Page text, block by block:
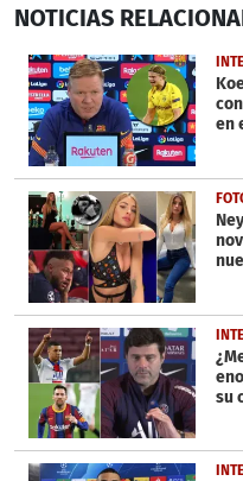
seconds
1
minute,
28
seconds
NOTICIAS
en
su